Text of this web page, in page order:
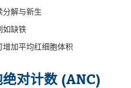
分解与新生
如缺铁
加平均红细胞体积
对计数 (ANC)